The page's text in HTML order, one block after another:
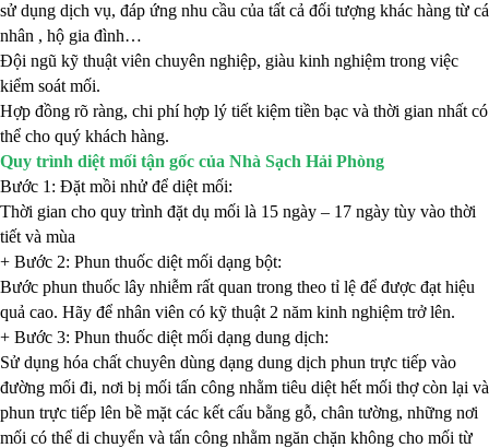
sử dụng dịch vụ, đáp ứng nhu cầu của tất cả đối tượng khác hàng từ cá
nhân , hộ gia đình…
Đội ngũ kỹ thuật viên chuyên nghiệp, giàu kinh nghiệm trong việc
kiểm soát mối.
Hợp đồng rõ ràng, chi phí hợp lý tiết kiệm tiền bạc và thời gian nhất có
thể cho quý khách hàng.
Quy trình diệt mối tận gốc của Nhà Sạch Hải Phòng
Bước 1: Đặt mồi nhử để diệt mối:
Thời gian cho quy trình đặt dụ mối là 15 ngày – 17 ngày tùy vào thời
tiết và mùa
+ Bước 2: Phun thuốc diệt mối dạng bột:
Bước phun thuốc lây nhiễm rất quan trong theo tỉ lệ để được đạt hiệu
quả cao. Hãy để nhân viên có kỹ thuật 2 năm kinh nghiệm trở lên.
+ Bước 3: Phun thuốc diệt mối dạng dung dịch:
Sử dụng hóa chất chuyên dùng dạng dung dịch phun trực tiếp vào
đường mối đi, nơi bị mối tấn công nhằm tiêu diệt hết mối thợ còn lại và
phun trực tiếp lên bề mặt các kết cấu bằng gỗ, chân tường, những nơi
mối có thể di chuyển và tấn công nhằm ngăn chặn không cho mối từ